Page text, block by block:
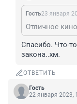
Гость23 января
Спасибо. Что-
закона..хм.
ОТВЕТИТЬ
Гость
22 января 2023,